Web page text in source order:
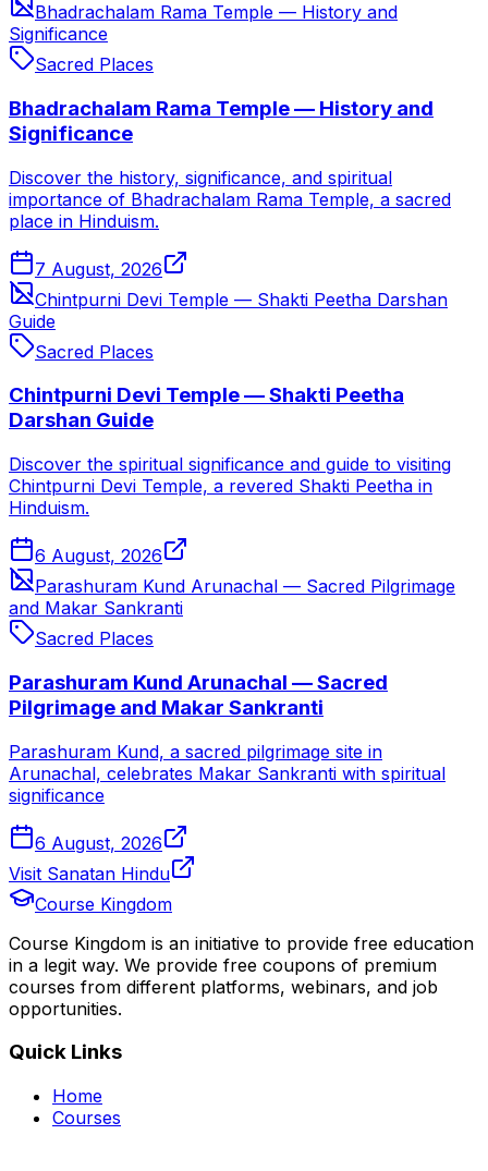
Bhadrachalam Rama Temple — History and
Significance
Sacred Places
Bhadrachalam Rama Temple — History and
Significance
Discover the history, significance, and spiritual
importance of Bhadrachalam Rama Temple, a sacred
place in Hinduism.
7 August, 2026
Chintpurni Devi Temple — Shakti Peetha Darshan
Guide
Sacred Places
Chintpurni Devi Temple — Shakti Peetha
Darshan Guide
Discover the spiritual significance and guide to visiting
Chintpurni Devi Temple, a revered Shakti Peetha in
Hinduism.
6 August, 2026
Parashuram Kund Arunachal — Sacred Pilgrimage
and Makar Sankranti
Sacred Places
Parashuram Kund Arunachal — Sacred
Pilgrimage and Makar Sankranti
Parashuram Kund, a sacred pilgrimage site in
Arunachal, celebrates Makar Sankranti with spiritual
significance
6 August, 2026
Visit Sanatan Hindu
Course Kingdom
Course Kingdom is an initiative to provide free education
in a legit way. We provide free coupons of premium
courses from different platforms, webinars, and job
opportunities.
Quick Links
Home
Courses